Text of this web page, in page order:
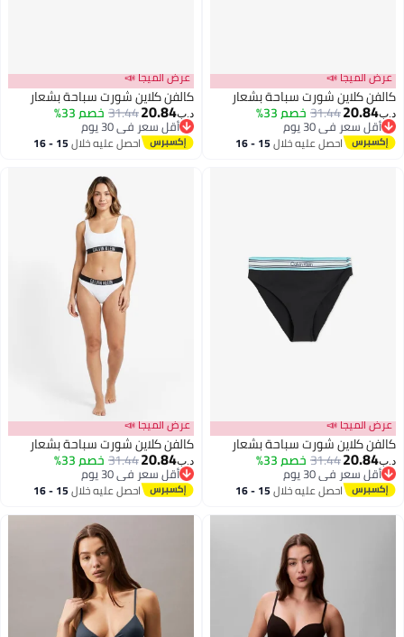
📣
كلاين شورت سباحة بشعار
31.44خصم 33%
سعر في 30 يوم
سعر في 30 يوماحصل عليه خلال 15 - 16
عرض الميجا 📣
كالفن كلاين شورت سباحة بشعار
20.84
31.44خصم 33%
أقل سعر في 30 يوم
أقل سعر في 30 يوماحصل عليه خلال 15 - 16
📣
كلاين شورت سباحة بشعار
31.44خصم 33%
سعر في 30 يوم
سعر في 30 يوماحصل عليه خلال 15 - 16
عرض الميجا 📣
كالفن كلاين شورت سباحة بشعار
20.84
31.44خصم 33%
أقل سعر في 30 يوم
أقل سعر في 30 يوماحصل عليه خلال 15 - 16